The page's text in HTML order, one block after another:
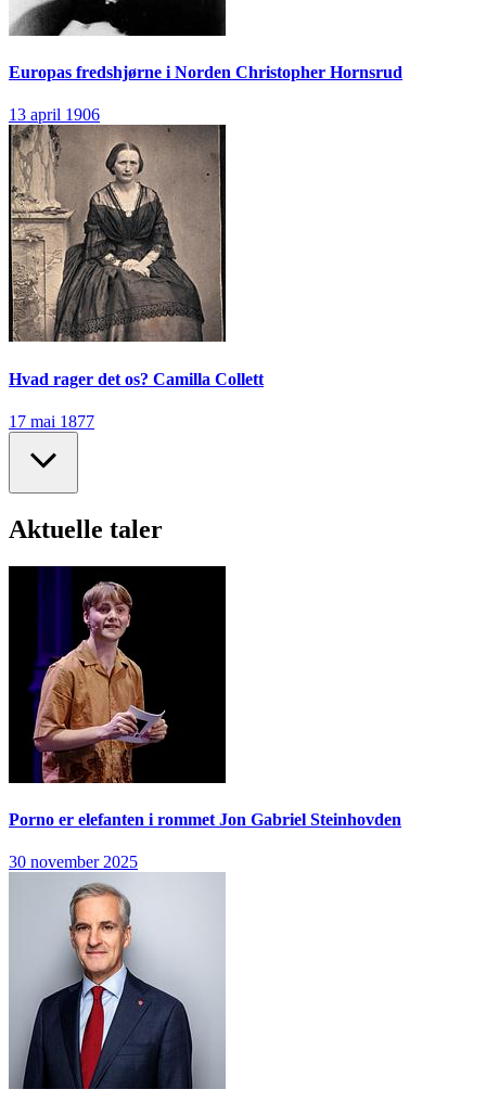
Europas fredshjørne i Norden Christopher Hornsrud
13 april 1906
Hvad rager det os? Camilla Collett
17 mai 1877
Aktuelle taler
Porno er elefanten i rommet Jon Gabriel Steinhovden
30 november 2025